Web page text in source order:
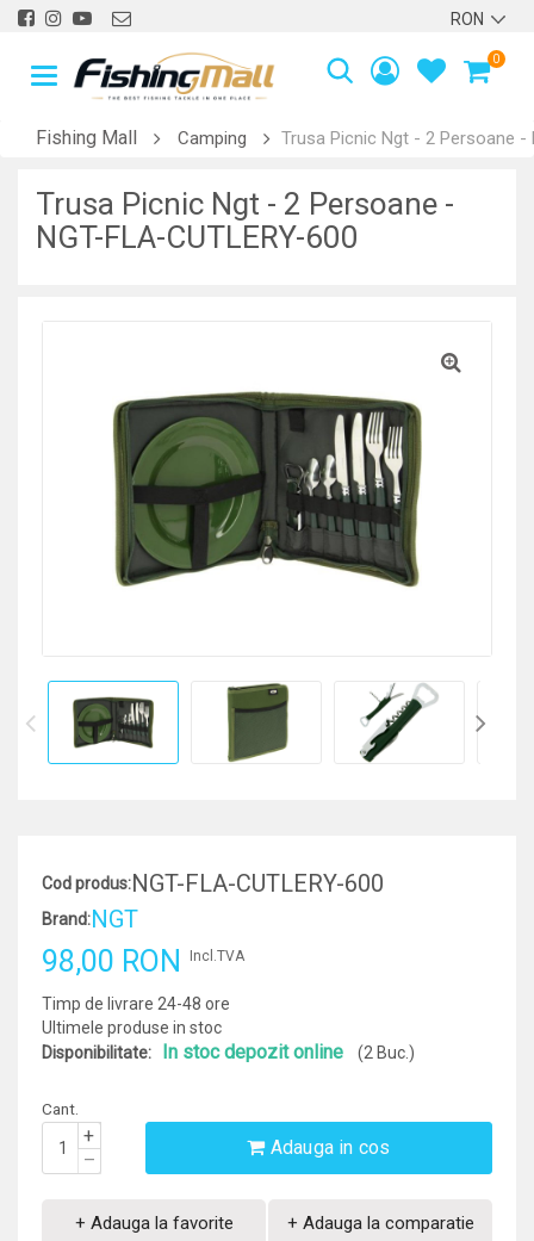
0
Fishing Mall Camping Trusa Picnic Ngt - 2 Persoane -
Trusa Picnic Ngt - 2 Persoane -
NGT-FLA-CUTLERY-600
Cod produs:NGT-FLA-CUTLERY-600
Brand:NGT
98,00 RON Incl.TVA
Timp de livrare 24-48 ore
Ultimele produse in stoc
Disponibilitate:
In stoc depozit online (2 Buc.)
Cant.
+
–
Adauga in cos
+ Adauga la favorite + Adauga la comparatie